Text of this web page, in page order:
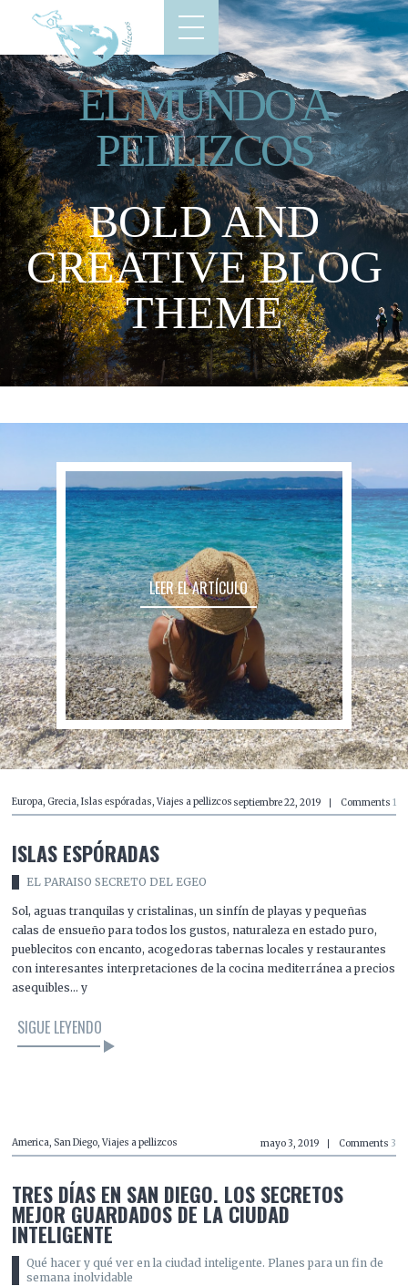
EL MUNDO A
PELLIZCOS
BOLD AND
CREATIVE BLOG
THEME
LEER EL ARTÍCULO
Europa ,Grecia ,Islas espóradas ,Viajes a pellizcos septiembre 22, 2019 Comments 1
ISLAS ESPÓRADAS
EL PARAISO SECRETO DEL EGEO
Sol, aguas tranquilas y cristalinas, un sinfín de playas y pequeñas
calas de ensueño para todos los gustos, naturaleza en estado puro,
pueblecitos con encanto, acogedoras tabernas locales y restaurantes
con interesantes interpretaciones de la cocina mediterránea a precios
asequibles… y
SIGUE LEYENDO
America,San Diego,Viajes a pellizcos mayo 3, 2019 Comments 3
TRES DÍAS EN SAN DIEGO. LOS SECRETOS
MEJOR GUARDADOS DE LA CIUDAD
INTELIGENTE
Qué hacer y qué ver en la ciudad inteligente. Planes para un fin de
semana inolvidable